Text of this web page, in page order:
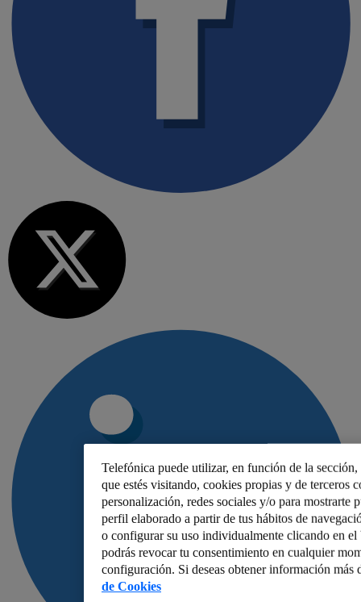
Telefónica puede utilizar, en función de la
que estés visitando, cookies propias y de terceros
personalización, redes sociales y/o para mostrarte
perfil elaborado a partir de tus hábitos de
o configurar su uso individualmente clicando en
podrás revocar tu consentimiento en cualquier
configuración. Si deseas obtener información más
de Cookies